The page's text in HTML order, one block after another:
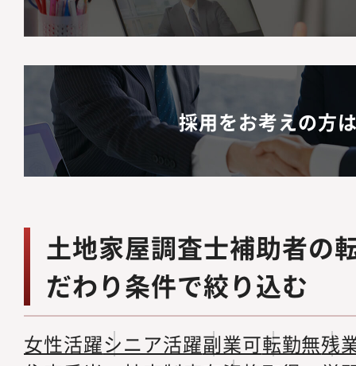
採用をお考えの方
土地家屋調査士補助者の
だわり条件で絞り込む
女性活躍シニア活躍副業可転勤無残